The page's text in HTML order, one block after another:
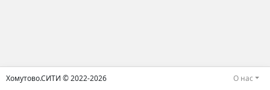
Хомутово.СИТИ © 2022-2026 О нас